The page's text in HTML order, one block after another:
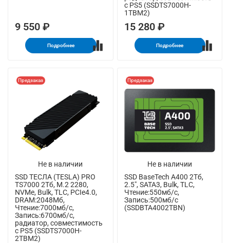
9 550 ₽
Подробнее
с PS5 (SSDTS7000H-
1TBM2)
15 280 ₽
Подробнее
Не в наличии
Предзаказ
SSD ТЕСЛА (TESLA) PRO
TS7000 2Тб, M.2 2280,
NVMe, Bulk, TLC, PCIe4.0,
DRAM:2048Мб,
Чтение:7000мб/с,
Запись:6700мб/с,
радиатор, совместимость
с PS5 (SSDTS7000H-
2TBM2)
Не в наличии
Предзаказ
SSD BaseTech A400 2Тб,
2.5", SATA3, Bulk, TLC,
Чтение:550мб/с,
Запись:500мб/с
(SSDBTA4002TBN)